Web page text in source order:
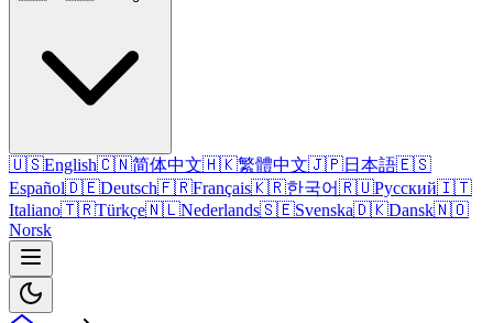
🇺🇸English🇨🇳简体中文🇭🇰繁體中文🇯🇵日本語🇪🇸
Español🇩🇪Deutsch🇫🇷Français🇰🇷한국어🇷🇺Русский🇮🇹
Italiano🇹🇷Türkçe🇳🇱Nederlands🇸🇪Svenska🇩🇰Dansk🇳🇴
Norsk